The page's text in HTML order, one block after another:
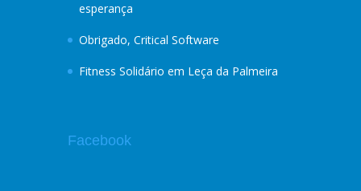
esperança
Obrigado, Critical Software
Fitness Solidário em Leça da Palmeira
Facebook